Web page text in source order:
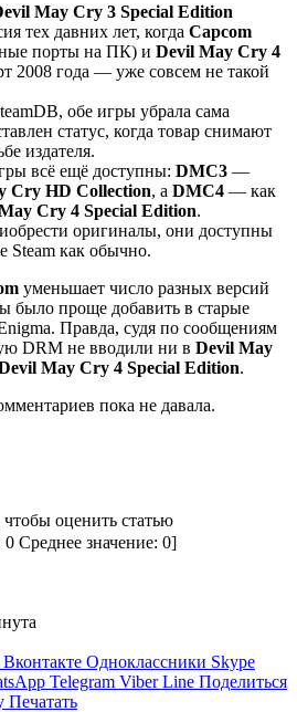
May Cry 3 Special Edition
тех давних лет, когда Capcom
порты на ПК) и Devil May Cry 4
2008 года — уже совсем не такой
обе игры убрала сама
статус, когда товар снимают
издателя.
всё ещё доступны: DMC3 —
Cry HD Collection, а DMC4 — как
Cry 4 Special Edition.
оригиналы, они доступны
Steam как обычно.
уменьшает число разных версий
было проще добавить в старые
Правда, судя по сообщениям
DRM не вводили ни в Devil May
May Cry 4 Special Edition.
пока не давала.
оценить статью
0 Среднее значение: 0]
Вконтакте Одноклассники Skype
Telegram Viber Line Поделиться
Печатать